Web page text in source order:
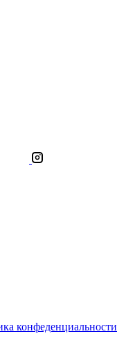
конфеденциальности